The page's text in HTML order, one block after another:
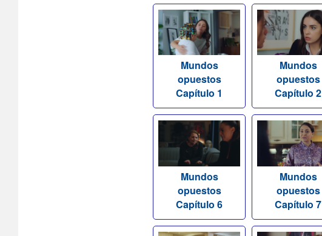
Mundos
opuestos
Capítulo 1
Mundos
opuestos
Capítulo 2
Mundos
opuestos
Capítulo 6
Mundos
opuestos
Capítulo 7